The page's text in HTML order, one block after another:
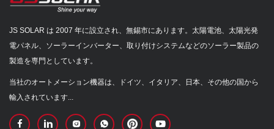
JS SOLAR は 2007 年に設立され、無錫市にあります。太陽電池、太陽光発
電パネル、ソーラーインバーター、取り付けシステムなどのソーラー製品の
製造を専門としています。
当社のオートメーション機器は、ドイツ、イタリア、日本、その他の国から
輸入されています...